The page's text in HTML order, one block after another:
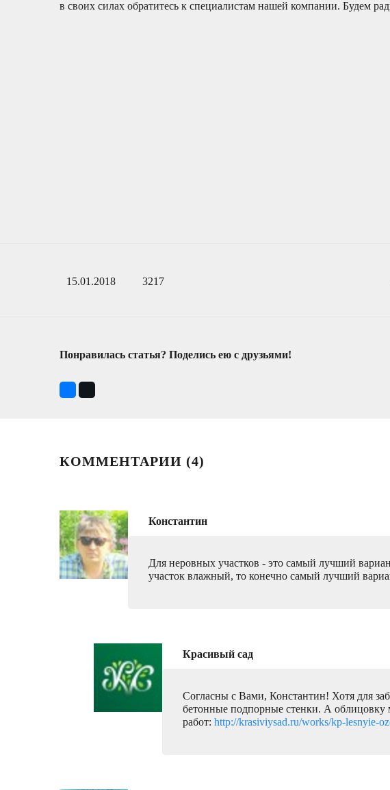
в своих силах обратитесь к специалистам нашей компании. Будем
15.01.2018 3217
Понравилась статья? Поделись ею с друзьями!
КОММЕНТАРИИ (4)
Константин
Для неровных участков - это самый лучший
участок влажный, то конечно самый лучший
Красивый сад
Согласны с Вами, Константин! Хотя для
бетонные подпорные стенки. А облицовку
работ: http://krasiviysad.ru/works/kp-lesnyie-